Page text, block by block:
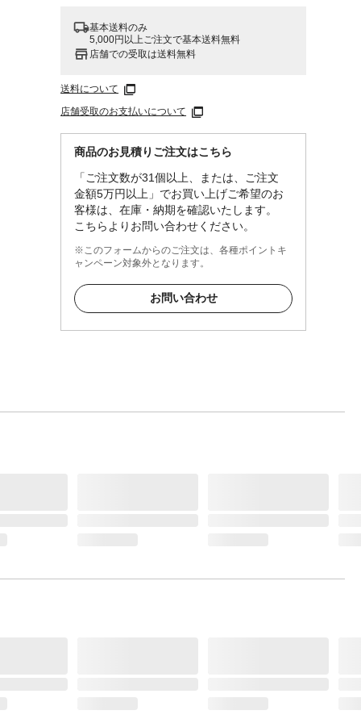
基本送料のみ
5,000円以上ご注文で基本送料無料
店舗での受取は送料無料
送料について
店舗受取のお支払いについて
商品のお見積りご注文はこちら
「ご注文数が31個以上、または、ご注文
金額5万円以上」でお買い上げご希望のお
客様は、在庫・納期を確認いたします。
こちらよりお問い合わせください。
※このフォームからのご注文は、各種ポイントキ
ャンペーン対象外となります。
お問い合わせ